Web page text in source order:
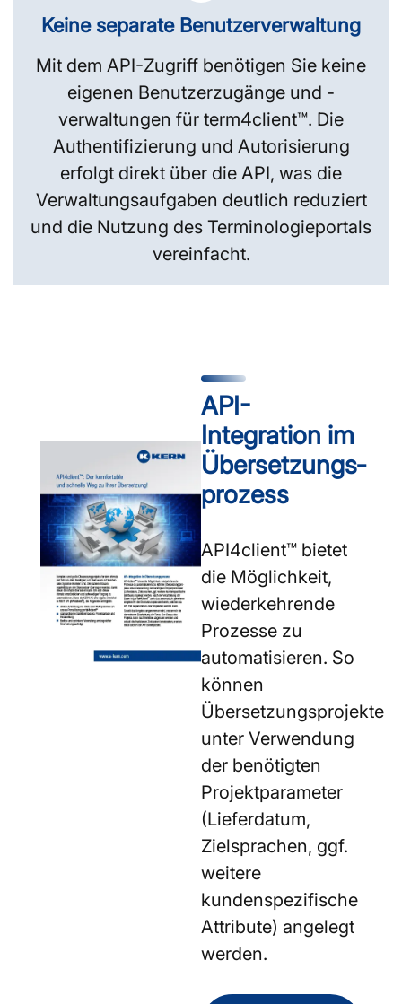
Keine separate Benutzerverwaltung
Mit dem API-Zugriff benötigen Sie keine
eigenen Benutzerzugänge und -
verwaltungen für term4client™. Die
Authentifizierung und Autorisierung
erfolgt direkt über die API, was die
Verwaltungsaufgaben deutlich reduziert
und die Nutzung des Terminologieportals
vereinfacht.
API-
Integration im
Übersetzungs­
prozess
API4client™ bietet
die Möglichkeit,
wiederkehrende
Prozesse zu
automatisieren. So
können
Übersetzungsprojekte
unter Verwendung
der benötigten
Projektparameter
(Lieferdatum,
Zielsprachen, ggf.
weitere
kundenspezifische
Attribute) angelegt
werden.